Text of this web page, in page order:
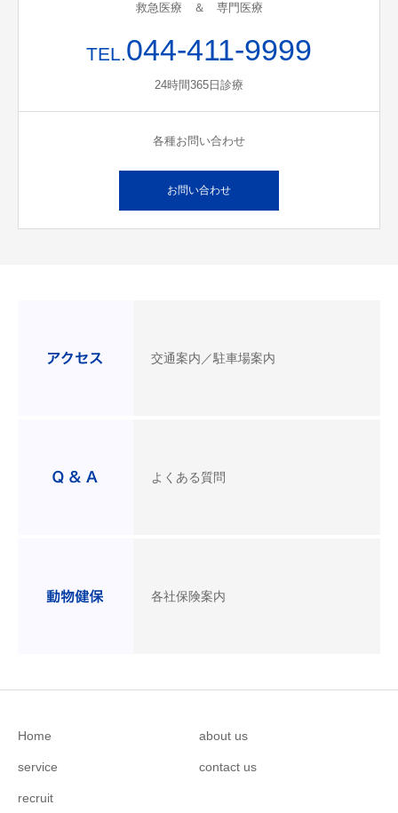
救急医療 ＆ 専門医療
TEL.044-411-9999
24時間365日診療
各種お問い合わせ
お問い合わせ
交通案内／駐車場案内
よくある質問
各社保険案内
Home about us
service contact us
recruit